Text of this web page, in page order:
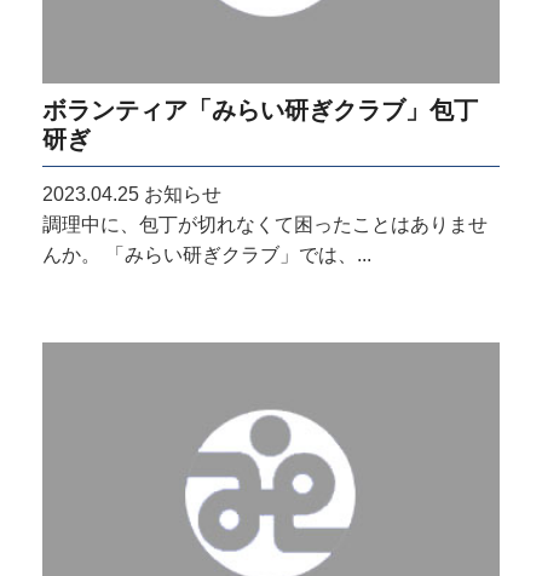
ボランティア「みらい研ぎクラブ」包丁
研ぎ
2023.04.25 お知らせ
調理中に、包丁が切れなくて困ったことはありませ
んか。 「みらい研ぎクラブ」では、...